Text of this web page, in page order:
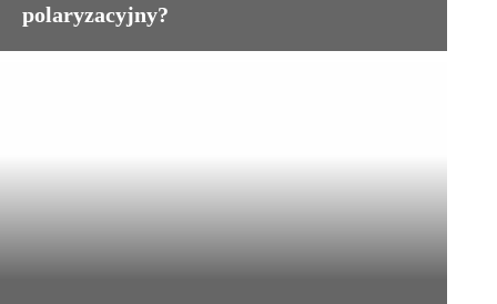
polaryzacyjny?